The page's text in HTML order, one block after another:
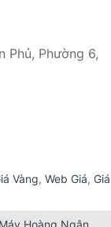
Phủ, Phường 6,
Vàng, Web Giá, Giá
Hoàng Ngân